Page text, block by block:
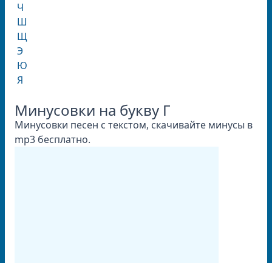
Ч
Ш
Щ
Э
Ю
Я
Минусовки на букву Г
Минусовки песен с текстом, скачивайте минусы в
mp3 бесплатно.